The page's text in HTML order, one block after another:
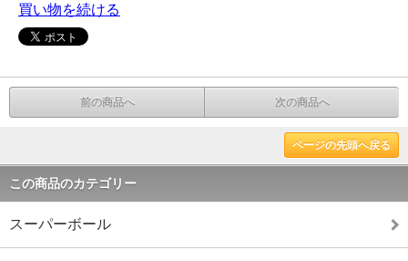
買い物を続ける
前の商品へ 次の商品へ
ページの先頭へ戻る
この商品のカテゴリー
スーパーボール